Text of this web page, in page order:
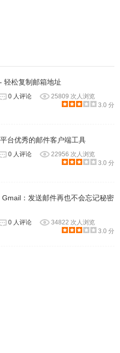
轻松复制邮箱地址
0 人评论
25809 次人浏览
3.0 分
台优秀的邮件客户端工具
0 人评论
22956 次人浏览
3.0 分
：发送邮件再也不会忘记秘密
0 人评论
34822 次人浏览
3.0 分